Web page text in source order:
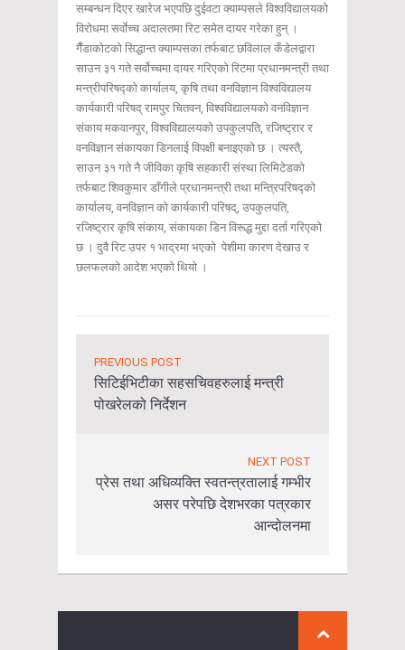
सम्बन्धन दिएर खारेज भएपछि दुईवटा क्याम्पसले विश्वविद्यालयको
विरोधमा सर्वाेच्च अदालतमा रिट समेत दायर गरेका हुन् ।
गैँडाकोटको सिद्धान्त क्याम्पसका तर्फबाट छविलाल कँडेलद्वारा
साउन ३१ गते सर्वोच्चमा दायर गरिएको रिटमा प्रधानमन्त्री तथा
मन्त्रीपरिषद्को कार्यालय, कृषि तथा वनविज्ञान विश्वविद्यालय
कार्यकारी परिषद् रामपुर चितवन, विश्वविद्यालयको वनविज्ञान
संकाय मकवानपुर, विश्वविद्यालयको उपकुलपति, रजिष्ट्रार र
वनविज्ञान संकायका डिनलाई विपक्षी बनाइएको छ । त्यस्तै,
साउन ३१ गते नै जीविका कृषि सहकारी संस्था लिमिटेडको
तर्फबाट शिवकुमार डाँगीले प्रधानमन्त्री तथा मन्त्रिपरिषद्को
कार्यालय, वनविज्ञान को कार्यकारी परिषद्, उपकुलपति,
रजिष्ट्रार कृषि संकाय, संकायका डिन विरूद्ध मुद्दा दर्ता गरिएको
छ । दुवै रिट उपर १ भाद्रमा भएको पेशीमा कारण देखाउ र
छलफलको आदेश भएको थियो ।
PREVIOUS POST
सिटिईभिटीका सहसचिवहरुलाई मन्त्री
पोखरेलको निर्देशन
NEXT POST
प्रेस तथा अधिव्यक्ति स्वतन्त्रतालाई गम्भीर
असर परेपछि देशभरका पत्रकार
आन्दोलनमा